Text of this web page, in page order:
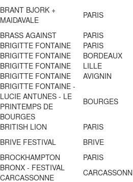
BRANT BJORK +
MAIDAVALE
PARIS
BRASS AGAINST
PARIS
BRIGITTE FONTAINE
PARIS
BRIGITTE FONTAINE
BORDEAUX
BRIGITTE FONTAINE
LILLE
BRIGITTE FONTAINE
AVIGNIN
BRIGITTE FONTAINE -
LUCIE ANTUNES - LE
PRINTEMPS DE
BOURGES
BOURGES
BRITISH LION PARIS
BRIVE FESTIVAL
BRIVE
BROCKHAMPTON
PARIS
BRONX - FESTIVAL
CARCASSONNE